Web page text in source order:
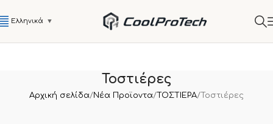
Ελληνικά ▼
Τοστιέρες
Αρχική σελίδα Νέα Προϊοντα ΤΟΣΤΙΕΡΑ Τοστιέρες